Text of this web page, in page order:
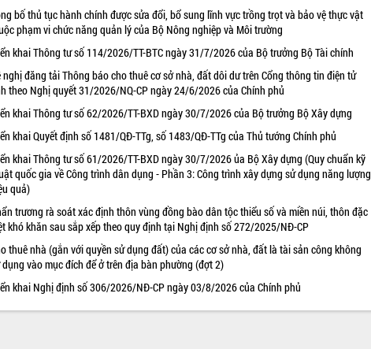
bố thủ tục hành chính được sửa đổi, bổ sung lĩnh vực trồng trọt và bảo vệ thực vật
phạm vi chức năng quản lý của Bộ Nông nghiệp và Môi trường
khai Thông tư số 114/2026/TT-BTC ngày 31/7/2026 của Bộ trưởng Bộ Tài chính
nghị đăng tải Thông báo cho thuê cơ sở nhà, đất dôi dư trên Cổng thông tin điện tử
theo Nghị quyết 31/2026/NQ-CP ngày 24/6/2026 của Chính phủ
khai Thông tư số 62/2026/TT-BXD ngày 30/7/2026 của Bộ trưởng Bộ Xây dựng
khai Quyết định số 1481/QĐ-TTg, số 1483/QĐ-TTg của Thủ tướng Chính phủ
khai Thông tư số 61/2026/TT-BXD ngày 30/7/2026 ủa Bộ Xây dựng (Quy chuẩn kỹ
quốc gia về Công trình dân dụng - Phần 3: Công trình xây dựng sử dụng năng lượng
quả)
trương rà soát xác định thôn vùng đồng bào dân tộc thiểu số và miền núi, thôn đặc
khó khăn sau sắp xếp theo quy định tại Nghị định số 272/2025/NĐ-CP
thuê nhà (gắn với quyền sử dụng đất) của các cơ sở nhà, đất là tài sản công không
dụng vào mục đích để ở trên địa bàn phường (đợt 2)
khai Nghị định số 306/2026/NĐ-CP ngày 03/8/2026 của Chính phủ